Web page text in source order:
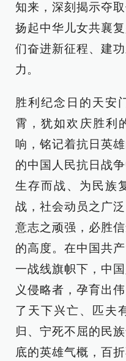
知来，深刻揭示夺
扬起中华儿女共襄
们奋进新征程、建
力。
胜利纪念日的天安
霄，犹如欢庆胜利
响，铭记着抗日英
的中国人民抗日战
生存而战、为民族
战，社会动员之广
意志之顽强，必胜
的高度。在中国共
一战线旗帜下，中
义侵略者，孕育出
了天下兴亡、匹夫
归、宁死不屈的民
底的英雄气概，百